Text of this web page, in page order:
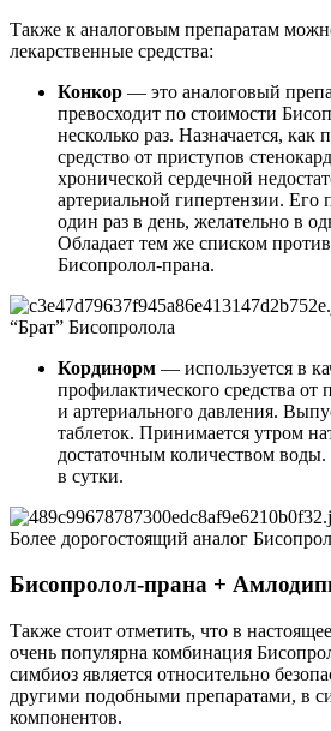
Также к аналоговым препаратам
лекарственные средства:
Конкор — это аналоговый
превосходит по стоимости
несколько раз. Назначается, как
средство от приступов
хронической сердечной
артериальной гипертензии. Его
один раз в день, желательно в
Обладает тем же списком
Бисопролол-прана.
“Брат” Бисопролола
Кординорм — используется в
профилактического средства от
и артериального давления.
таблеток. Принимается утром
достаточным количеством воды.
в сутки.
Более дорогостоящий аналог
Бисопролол-прана +
Также стоит отметить, что в
очень популярна комбинация
симбиоз является относительно
другими подобными препаратами, в
компонентов.